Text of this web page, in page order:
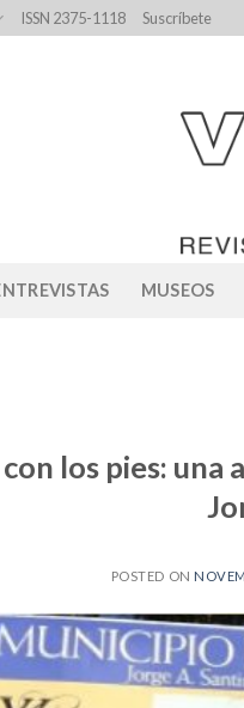
ISSN 2375-1118 Suscríbete
MUSEOS
los pies: una
POSTED ON